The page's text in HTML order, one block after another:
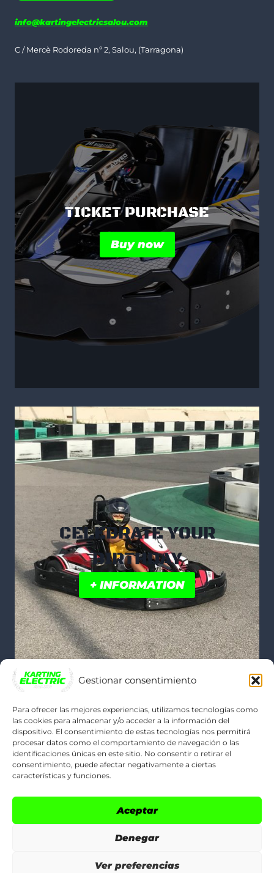
Gestionar consentimiento
Para ofrecer las mejores experiencias, utilizamos tecnologías como
las cookies para almacenar y/o acceder a la información del
dispositivo. El consentimiento de estas tecnologías nos permitirá
procesar datos como el comportamiento de navegación o las
identificaciones únicas en este sitio. No consentir o retirar el
consentimiento, puede afectar negativamente a ciertas
características y funciones.
Aceptar
Denegar
Ver preferencias
info@kartingelectricsalou.com
C / Mercè Rodoreda nº 2, Salou, (Tarragona)
TICKET PURCHASE
Buy now
CELEBRATE YOUR
BIRTHDAY
+ INFORMATION
POLÍTICAS LEGALES
Legal Notice